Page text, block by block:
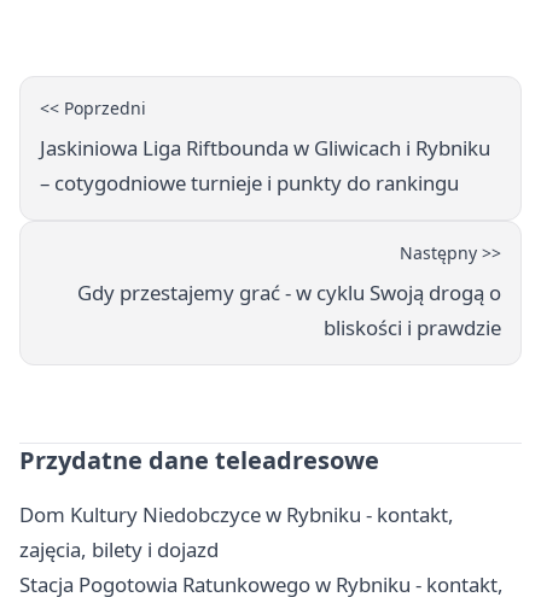
<< Poprzedni
Jaskiniowa Liga Riftbounda w Gliwicach i Rybniku
– cotygodniowe turnieje i punkty do rankingu
Następny >>
Gdy przestajemy grać - w cyklu Swoją drogą o
bliskości i prawdzie
Przydatne dane teleadresowe
Dom Kultury Niedobczyce w Rybniku - kontakt,
zajęcia, bilety i dojazd
Stacja Pogotowia Ratunkowego w Rybniku - kontakt,